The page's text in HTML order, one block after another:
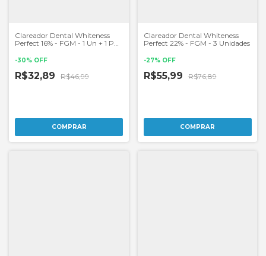
Clareador Dental Whiteness
Perfect 16% - FGM - 1 Un + 1 Par
-30% OFF
R$32,89 R$46,99
Clareador Dental Whiteness
Perfect 22% - FGM - 3 Unidades
-27% OFF
R$55,99 R$76,89